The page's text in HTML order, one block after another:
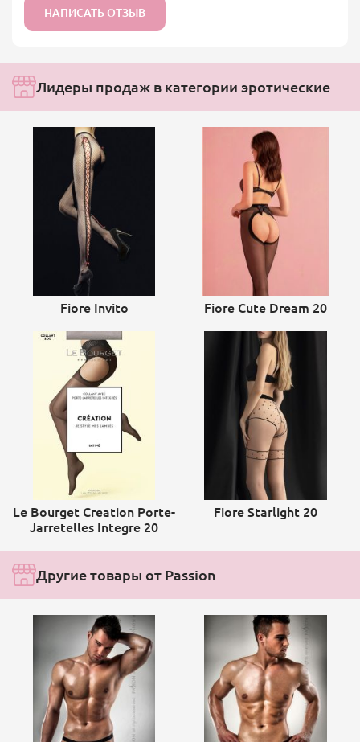
НАПИСАТЬ ОТЗЫВ
Лидеры продаж в категории эротические
Fiore Invito Fiore Cute Dream 20
Le Bourget Creation Porte-
Jarretelles Integre 20
Fiore Starlight 20
Другие товары от Passion